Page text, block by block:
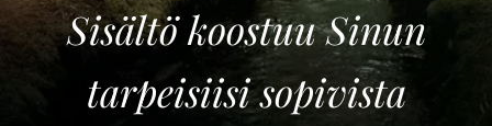
Sisältö koostuu Sinun
tarpeisiisi sopivista